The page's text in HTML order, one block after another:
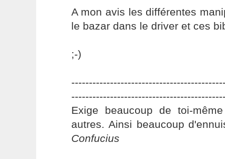
A mon avis les différentes
le bazar dans le driver et ces
;-)
Exige beaucoup de toi-
autres. Ainsi beaucoup
Confucius